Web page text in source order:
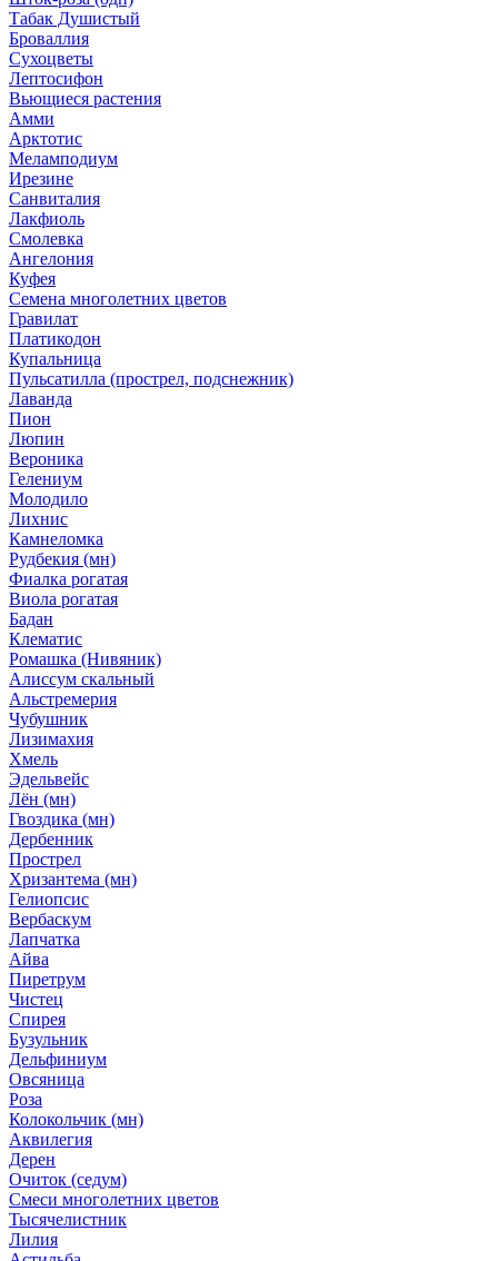
Табак Душистый
Броваллия
Сухоцветы
Лептосифон
Вьющиеся растения
Амми
Арктотис
Меламподиум
Ирезине
Санвиталия
Лакфиоль
Смолевка
Ангелония
Куфея
Семена многолетних цветов
Гравилат
Платикодон
Купальница
Пульсатилла (прострел, подснежник)
Лаванда
Пион
Люпин
Вероника
Гелениум
Молодило
Лихнис
Камнеломка
Рудбекия (мн)
Фиалка рогатая
Виола рогатая
Бадан
Клематис
Ромашка (Нивяник)
Алиссум скальный
Альстремерия
Чубушник
Лизимахия
Хмель
Эдельвейс
Лён (мн)
Гвоздика (мн)
Дербенник
Прострел
Хризантема (мн)
Гелиопсис
Вербаскум
Лапчатка
Айва
Пиретрум
Чистец
Спирея
Бузульник
Дельфиниум
Овсяница
Роза
Колокольчик (мн)
Аквилегия
Дерен
Очиток (седум)
Смеси многолетних цветов
Тысячелистник
Лилия